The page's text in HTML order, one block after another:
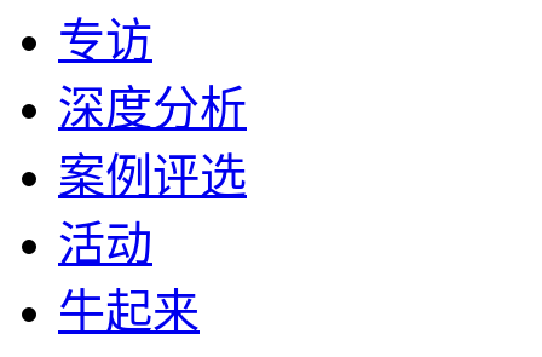
专访
深度分析
案例评选
活动
牛起来